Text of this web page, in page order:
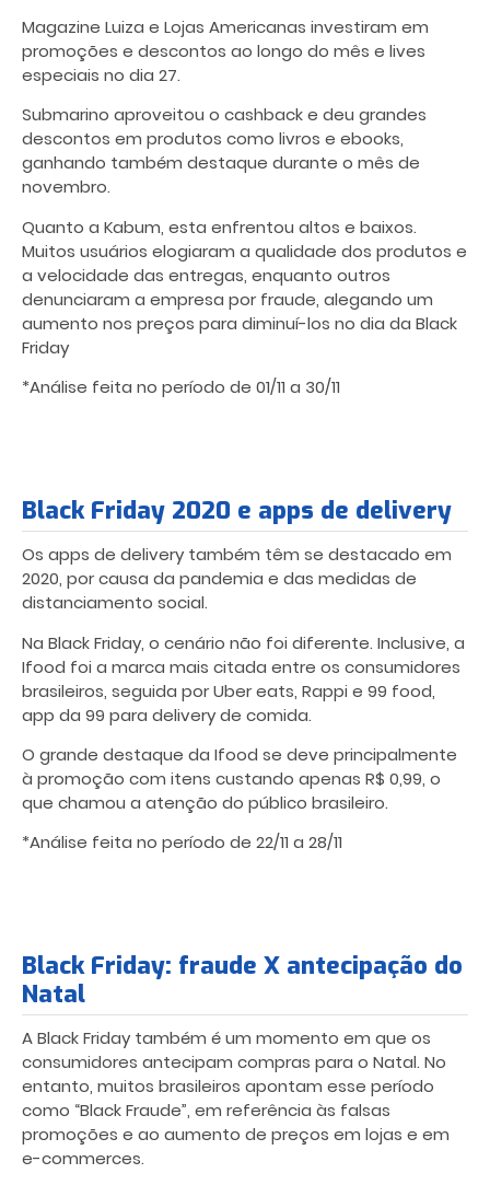
Magazine Luiza e Lojas Americanas investiram em
promoções e descontos ao longo do mês e lives
especiais no dia 27.
Submarino aproveitou o cashback e deu grandes
descontos em produtos como livros e ebooks,
ganhando também destaque durante o mês de
novembro.
Quanto a Kabum, esta enfrentou altos e baixos.
Muitos usuários elogiaram a qualidade dos produtos e
a velocidade das entregas, enquanto outros
denunciaram a empresa por fraude, alegando um
aumento nos preços para diminuí-los no dia da Black
Friday
*Análise feita no período de 01/11 a 30/11
Black Friday 2020 e apps de delivery
Os apps de delivery também têm se destacado em
2020, por causa da pandemia e das medidas de
distanciamento social.
Na Black Friday, o cenário não foi diferente. Inclusive, a
Ifood foi a marca mais citada entre os consumidores
brasileiros, seguida por Uber eats, Rappi e 99 food,
app da 99 para delivery de comida.
O grande destaque da Ifood se deve principalmente
à promoção com itens custando apenas R$ 0,99, o
que chamou a atenção do público brasileiro.
*Análise feita no período de 22/11 a 28/11
Black Friday: fraude X antecipação do
Natal
A Black Friday também é um momento em que os
consumidores antecipam compras para o Natal. No
entanto, muitos brasileiros apontam esse período
como “Black Fraude”, em referência às falsas
promoções e ao aumento de preços em lojas e em
e-commerces.